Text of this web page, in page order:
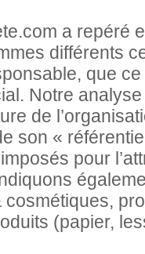
a repéré
différents
que ce
Notre
de
son «
pour
cosmétiques,
(papier,